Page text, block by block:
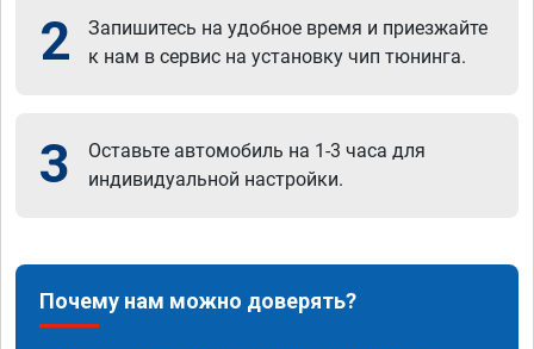
2
Запишитесь на удобное время и приезжайте
к нам в сервис на установку чип тюнинга.
3
Оставьте автомобиль на 1-3 часа для
индивидуальной настройки.
Почему нам можно доверять?